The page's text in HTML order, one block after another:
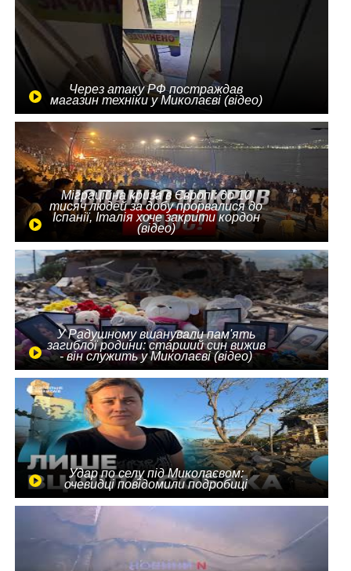
Через атаку РФ постраждав
магазин техніки у Миколаєві (відео)
Міграційна криза в Європі: до 10
тисяч людей за добу прорвалися до
Іспанії, Італія хоче закрити кордон
(відео)
У Радушному вшанували пам'ять
загиблої родини: старший син вижив
- він служить у Миколаєві (відео)
Удар по селу під Миколаєвом:
очевидці повідомили подробиці